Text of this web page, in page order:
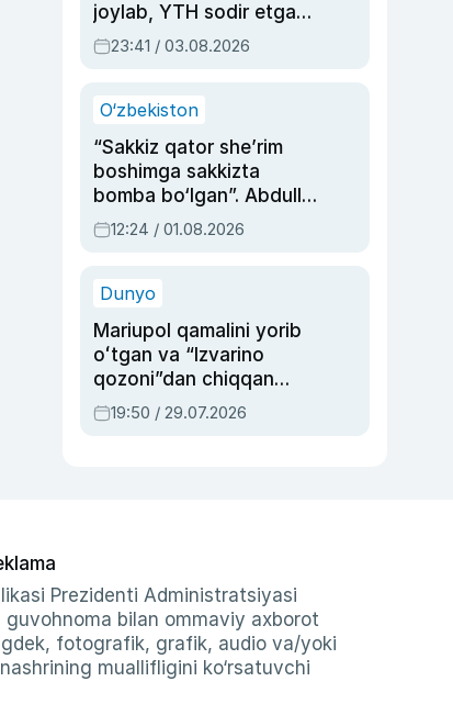
joylab, YTH sodir etgan
ayolga sud hukmi o‘qildi
23:41 / 03.08.2026
O‘zbekiston
“Sakkiz qator she’rim
boshimga sakkizta
bomba bo‘lgan”. Abdulla
Oripovni siyosiy
ayblovlardan asrab
12:24 / 01.08.2026
Dunyo
Mariupol qamalini yorib
oʻtgan va “Izvarino
qozoni”dan chiqqan
qahramon — Ukraina
armiyasi bosh
19:50 / 29.07.2026
Prezidenti Administratsiyasi
bilan ommaviy axborot
fotografik, grafik, audio va/yoki
muallifligini ko‘rsatuvchi